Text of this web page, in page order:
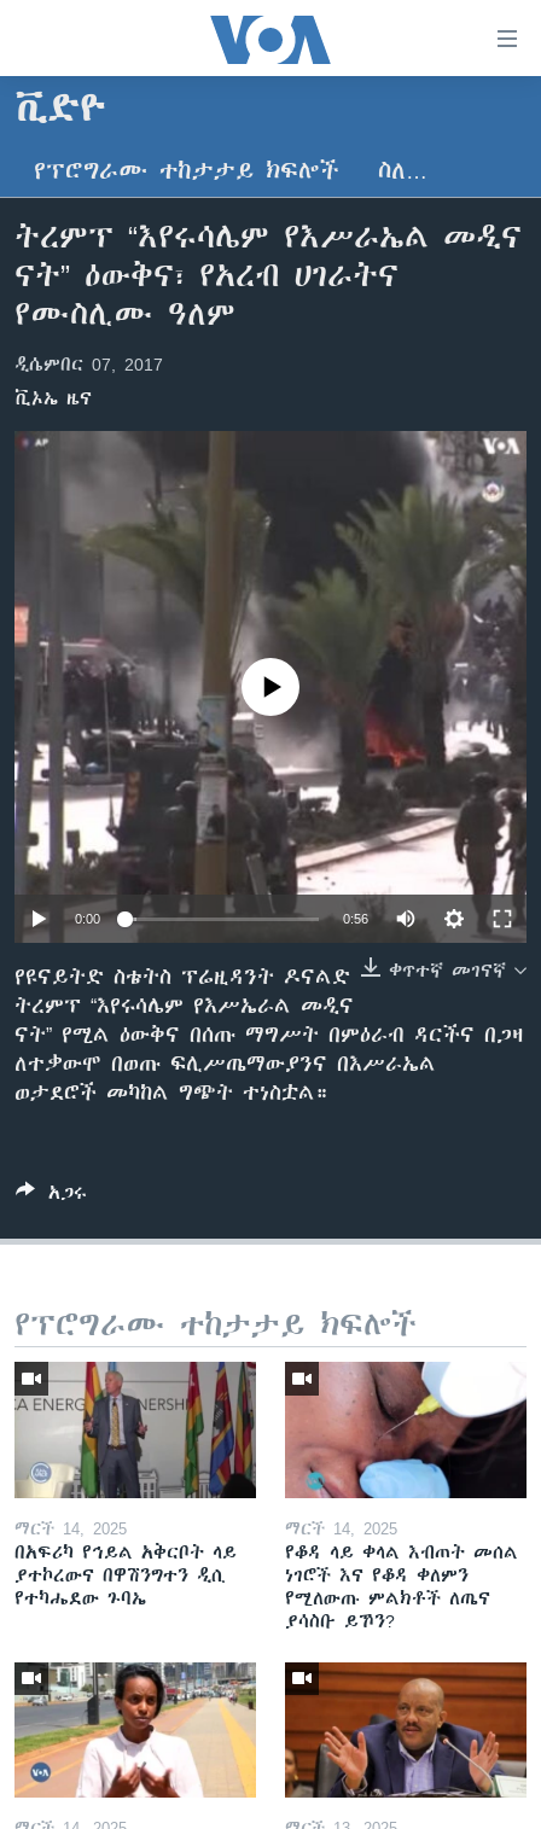
ማገናኛዎች
ዋናው
ይዘት
ወደ
ዋናው
ይዘት
እለፍ
ወደ
ዋናው
እለፍ
ዜና
ኢትዮጵያ
አሜሪካ
ኑሮ በጤንነት
ከምሽቱ ሦስት ሰዓት የአማርኛ ዜና
ቪዲዮ
ክምችት
Learning English
ቋንቋዎች
ቪድዮ
የፕሮግራሙ ተከታታይ ክፍሎች ስለ…
ትረምፕ “እየሩሳሌም የእሥራኤል መዲና
ናት” ዕውቅና፣ የአረብ ሀገራትና
የሙስሊሙ ዓለም
ዲሴምበር 07, 2017
ቪኦኤ ዜና
No media source currently available
0:00 0:56
ቀጥተኛ መገናኛ
የዩናይትድ ስቴትስ ፕሬዚዳንት ዶናልድ
ትረምፕ “እየሩሳሌም የእሥኤራል መዲና
ናት” የሚል ዕውቅና በሰጡ ማግሥት በምዕራብ ዳርችና በጋዛ
ለተቃውሞ በወጡ ፍሊሥጤማውያንና በእሥራኤል
ወታደሮች መካከል ግጭት ተነስቷል።
አጋሩ
የፕሮግራሙ ተከታታይ ክፍሎች
ማርች 14, 2025
በአፍሪካ የኅይል አቅርቦት ላይ
ያተኮረውና በዋሽንግተን ዲሲ
የተካሔደው ጉባኤ
ማርች 14, 2025
የቆዳ ላይ ቀላል እብጠት መሰል
ነገሮች እና የቆዳ ቀለምን
የሚለውጡ ምልክቶች ለጤና
ያሳስቡ ይኾን?